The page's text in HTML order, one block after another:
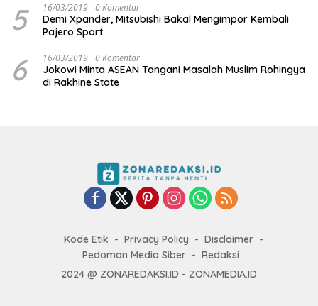
5 16/03/2019 0 Komentar
Demi Xpander, Mitsubishi Bakal Mengimpor Kembali
Pajero Sport
6 16/03/2019 0 Komentar
Jokowi Minta ASEAN Tangani Masalah Muslim Rohingya
di Rakhine State
Kode Etik Privacy Policy
Disclaimer
Pedoman Media Siber
Redaksi
2024 @ ZONAREDAKSI.ID - ZONAMEDIA.ID